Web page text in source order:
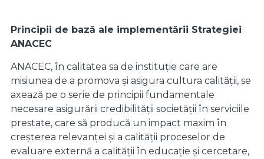
Principii de bază ale implementării Strategiei
ANACEC
ANACEC, în calitatea sa de instituție care are
misiunea de a promova și asigura cultura calității, se
axează pe o serie de principii fundamentale
necesare asigurării credibilității societății în serviciile
prestate, care să producă un impact maxim în
creșterea relevanței și a calității proceselor de
evaluare externă a calității în educație și cercetare,